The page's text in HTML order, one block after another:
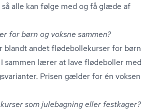
alle kan følge med og få glæde af
for børn og voksne sammen?
blandt andet flø­de­bol­le­kur­ser for børn
sammen lærer at lave flødeboller med
Prisen gælder for én voksen
som julebagning eller festkager?